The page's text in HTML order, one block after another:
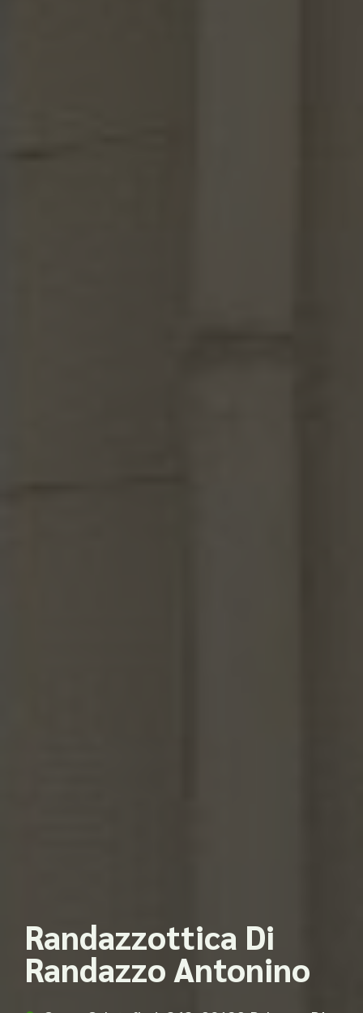
Randazzottica Di
Randazzo Antonino